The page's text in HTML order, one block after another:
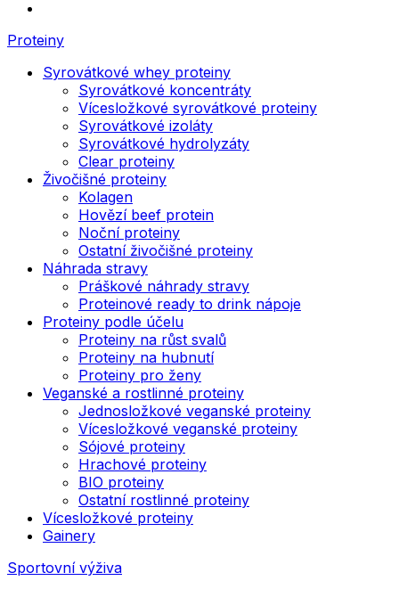
Proteiny
Syrovátkové whey proteiny
Syrovátkové koncentráty
Vícesložkové syrovátkové proteiny
Syrovátkové izoláty
Syrovátkové hydrolyzáty
Clear proteiny
Živočišné proteiny
Kolagen
Hovězí beef protein
Noční proteiny
Ostatní živočišné proteiny
Náhrada stravy
Práškové náhrady stravy
Proteinové ready to drink nápoje
Proteiny podle účelu
Proteiny na růst svalů
Proteiny na hubnutí
Proteiny pro ženy
Veganské a rostlinné proteiny
Jednosložkové veganské proteiny
Vícesložkové veganské proteiny
Sójové proteiny
Hrachové proteiny
BIO proteiny
Ostatní rostlinné proteiny
Vícesložkové proteiny
Gainery
Sportovní výživa